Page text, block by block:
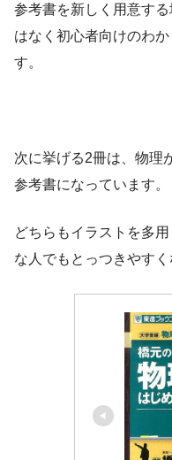
参考書を新しく用意す
はなく初心者向けのわ
す。
次に挙げる2冊は、物理
参考書になっています。
どちらもイラストを多
な人でもとっつきやすく